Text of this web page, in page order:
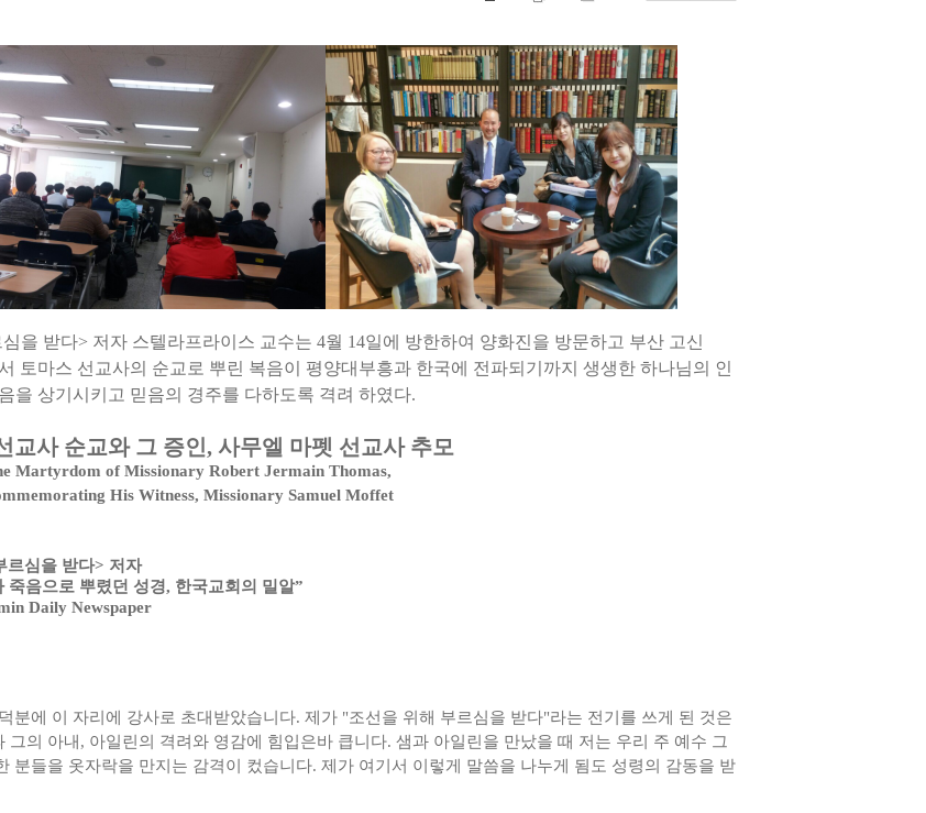
을 받다> 저자 스텔라프라이스 교수는 4월 14일에 방한하여 양화진을 방문하고 부산 고신
토마스 선교사의 순교로 뿌린 복음이 평양대부흥과 한국에 전파되기까지 생생한 하나님의 인
을 상기시키고 믿음의 경주를 다하도록 격려 하였다.
교사 순교와 그 증인, 사무엘 마펫 선교사 추모
Martyrdom of Missionary Robert Jermain Thomas,
His Witness, Missionary Samuel Moffet
르심을 받다> 저자
음으로 뿌렸던 성경, 한국교회의 밀알”
Daily Newspaper
분에 이 자리에 강사로 초대받았습니다. 제가 "조선을 위해 부르심을 받다"라는 전기를 쓰게 된 것은
의 아내, 아일린의 격려와 영감에 힘입은바 큽니다. 샘과 아일린을 만났을 때 저는 우리 주 예수 그
분들을 옷자락을 만지는 감격이 컸습니다. 제가 여기서 이렇게 말씀을 나누게 됨도 성령의 감동을 받